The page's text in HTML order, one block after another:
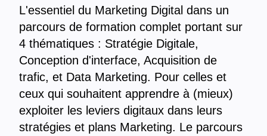
L'essentiel du Marketing Digital dans un
parcours de formation complet portant sur
4 thématiques : Stratégie Digitale,
Conception d'interface, Acquisition de
trafic, et Data Marketing. Pour celles et
ceux qui souhaitent apprendre à (mieux)
exploiter les leviers digitaux dans leurs
stratégies et plans Marketing. Le parcours